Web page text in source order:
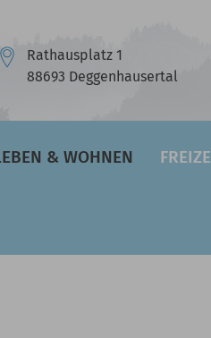
Rathausplatz 1
88693 Deggenhausertal
& WOHNEN